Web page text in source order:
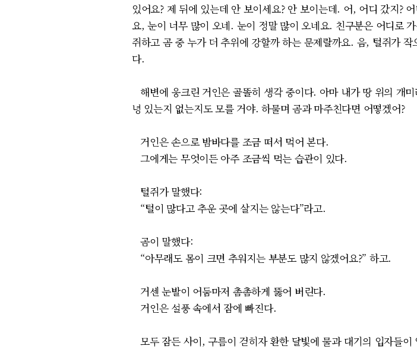
있어요? 제 뒤에 있는데 안 보이세요? 안 보이는데. 어, 어디 갔지?
요, 눈이 너무 많이 오네. 눈이 정말 많이 오네요. 친구분은 어디로
쥐하고 곰 중 누가 더 추위에 강할까 하는 문제랄까요. 음, 털쥐가
다.
해변에 웅크린 거인은 골똘히 생각 중이다. 아마 내가 땅 위의 개
녕 있는지 없는지도 모를 거야. 하물며 곰과 마주친다면 어떻겠어?
거인은 손으로 밤바다를 조금 떠서 먹어 본다.
그에게는 무엇이든 아주 조금씩 먹는 습관이 있다.
털쥐가 말했다:
“털이 많다고 추운 곳에 살지는 않는다”라고.
곰이 말했다:
“아무래도 몸이 크면 추워지는 부분도 많지 않겠어요?” 하고.
거센 눈발이 어둠마저 촘촘하게 뚫어 버린다.
거인은 설풍 속에서 잠에 빠진다.
모두 잠든 사이, 구름이 걷히자 환한 달빛에 물과 대기의 입자들